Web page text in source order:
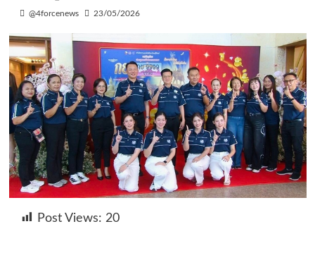
@4forcenews 23/05/2026
Post Views: 20